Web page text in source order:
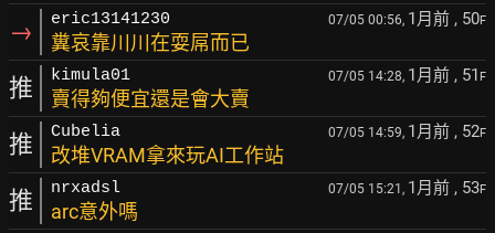
→ eric13141230 07/05 00:56, 1月前 , 50F
糞哀靠川川在耍屌而已
推 kimula01 07/05 14:28, 1月前 , 51 F
賣得夠便宜還是會大賣
推 Cubelia 07/05 14:59, 1月前 , 52F
改堆VRAM拿來玩AI工作站
推 nrxadsl 07/05 15:21, 1月前 , 53F
arc意外嗎